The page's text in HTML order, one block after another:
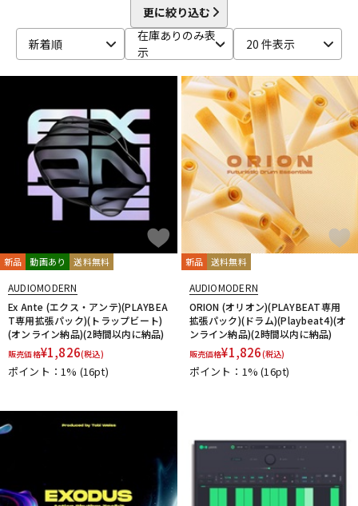
ベース ウクレレ
ドラム パーカッション
キーボード 電子ピアノ
その他楽器
アンプ エフェクター
DJ機器 DTM
楽器アクセサリ
更に絞り込む
新着順
在庫ありのみ表
示
20 件表示
新品 動画あり 送料無料
AUDIOMODERN
Ex Ante (エクス・アンテ)(PLAYBEA
T専用拡張パック)(トラップビート)
(オンライン納品)(2時間以内に納品)
販売価格¥1,826(税込)
ポイント：1% (16pt)
新品 送料無料
AUDIOMODERN
ORION (オリオン)(PLAYBEAT専用
拡張パック)(ドラム)(Playbeat4)(オ
ンライン納品)(2時間以内に納品)
販売価格¥1,826(税込)
ポイント：1%(16pt)